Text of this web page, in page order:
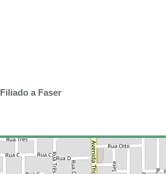
Filiado a Faser